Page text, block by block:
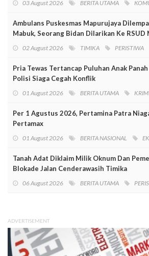
03 August 2026 BERITA UTAMA
Ambulans Puskesmas Mapurujaya
Mabuk, Seorang Bidan Dilarikan Ke RSUD
02 August 2026 TIMIKA PERISTIWA
Pria Tewas Tertancap Puluhan Anak
Polisi Siaga Cegah Konflik
01 August 2026 BERITA UTAMA
Per 1 Agustus 2026, Pertamina Patra
Pertamax
01 August 2026 BERITA NASIONAL
Tanah Adat Diklaim Milik Oknum Dan
Blokade Jalan Cenderawasih Timika
06 August 2026 BERITA UTAMA
ADVERTISEMENT